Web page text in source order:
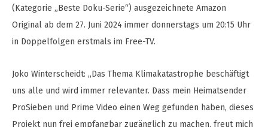
(Kategorie „Beste Doku-Serie“) ausgezeichnete Amazon
Original ab dem 27. Juni 2024 immer donnerstags um 20:15 Uhr
in Doppelfolgen erstmals im Free-TV.
Joko Winterscheidt: „Das Thema Klimakatastrophe beschäftigt
uns alle und wird immer relevanter. Dass mein Heimatsender
ProSieben und Prime Video einen Weg gefunden haben, dieses
Projekt nun frei empfangbar zugänglich zu machen, freut mich